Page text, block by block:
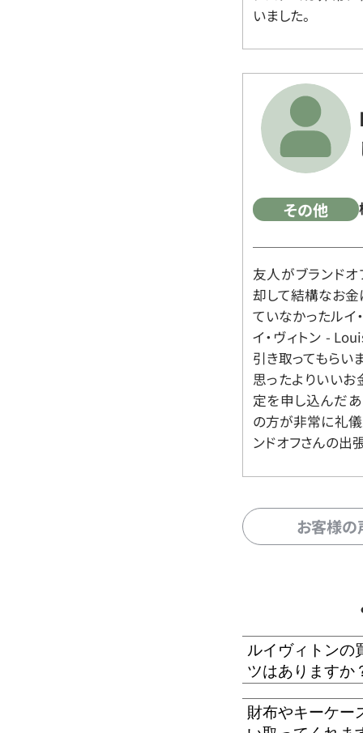
いました。
その他
友人がブランド
却して結構なお金
ていなかったルイ
イ・ヴィトン -
引き取ってもらい
思ったよりいいお
定を申し込んだ
の方が非常に礼儀
ンドオフさんの出
お客様
ルイヴィトンの
ツはありますか
財布やキーケー